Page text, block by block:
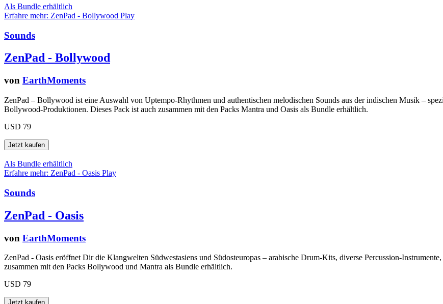
Als Bundle erhältlich
Erfahre mehr: ZenPad - Bollywood Play
Sounds
ZenPad - Bollywood
von EarthMoments
ZenPad – Bollywood ist eine Auswahl von Uptempo-Rhythmen und authentischen melodischen Sounds aus der indischen Musik –
Bollywood-Produktionen. Dieses Pack ist auch zusammen mit den Packs Mantra und Oasis als Bundle erhältlich.
USD 79
Als Bundle erhältlich
Erfahre mehr: ZenPad - Oasis Play
Sounds
ZenPad - Oasis
von EarthMoments
ZenPad - Oasis eröffnet Dir die Klangwelten Südwestasiens und Südosteuropas – arabische Drum-Kits, diverse Percussion-
zusammen mit den Packs Bollywood und Mantra als Bundle erhältlich.
USD 79